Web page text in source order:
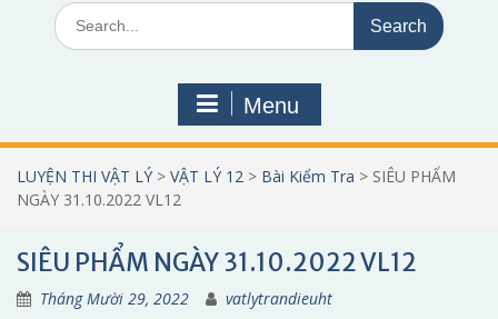
Search
for:
Menu
LUYỆN THI VẬT LÝ > VẬT LÝ 12 > Bài Kiểm Tra > SIÊU PHẨM
NGÀY 31.10.2022 VL12
SIÊU PHẨM NGÀY 31.10.2022 VL12
Tháng Mười 29, 2022 vatlytrandieuht